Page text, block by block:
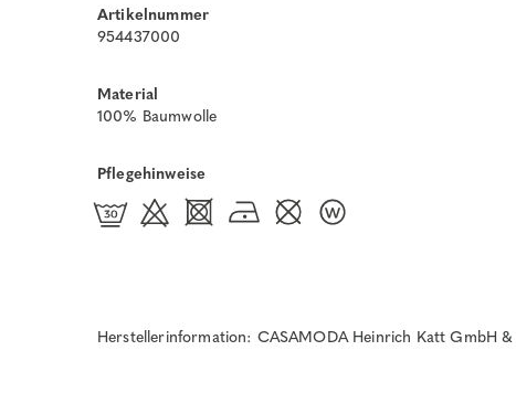
Artikelnummer
954437000
Material
100% Baumwolle
Pflegehinweise
Herstellerinformation: CASAMODA Heinrich Katt GmbH